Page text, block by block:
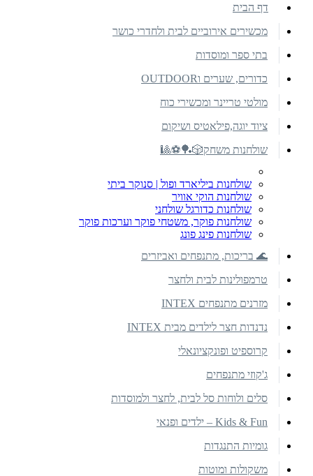
דף הבית
מכשירים אירוביים לבית ולחדרי כושר
בתי ספר ומוסדות
כדורים, שערים וOUTDOOR
מולטי טריינר ומכשירי כוח
ציוד יוגה,פילאטיס ושיקום
שולחנות משחק🎲🏓⚽🎱
שולחנות ביליארד ופול | סנוקר ביתי
שולחנות הוקי אוויר
שולחנות כדורגל שולחני
שולחנות פוקר, משטחי פוקר וערכות פוקר
שולחנות פינג פונג
🌊 בריכות, מתנפחים ואביזרים
טרמפולינות לבית ולחצר
מזרנים מתנפחים INTEX
נדנדות חצר לילדים מבית INTEX
קרוספיט ופונקציונאלי
ג'קוזי מתנפחים
סלים ולוחות סל לבית, לחצר ולמוסדות
Kids & Fun – ילדים ופנאי
גומיות התנגדות
משקולות ומוטות